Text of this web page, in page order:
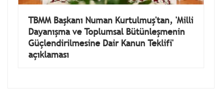
TBMM Başkanı Numan Kurtulmuş'tan, 'Milli
Dayanışma ve Toplumsal Bütünleşmenin
Güçlendirilmesine Dair Kanun Teklifi'
açıklaması